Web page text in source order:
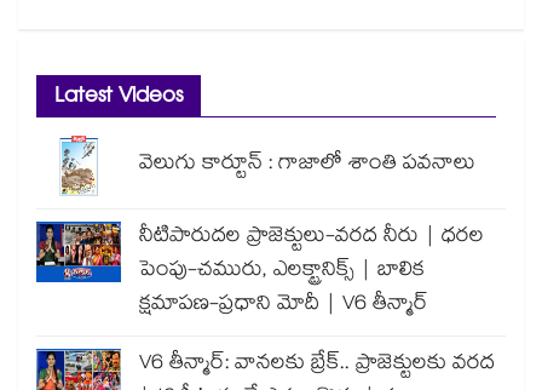
Latest Videos
వెలుగు కార్టూన్ : గాజాలో శాంతి పవనాలు
నీటిపారుదల ప్రాజెక్టులు-వరద నీరు | ధరల
పెంపు-చమురు, ఎలక్ట్రానిక్స్ | బాలిక
క్షమాపణ-ప్రధాని మోదీ | V6 తీన్మార్
V6 తీన్మార్: వానలకు బ్రేక్.. ప్రాజెక్టులకు వరద